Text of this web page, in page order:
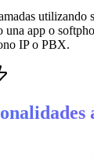
utilizando
una app o
IP o PBX.